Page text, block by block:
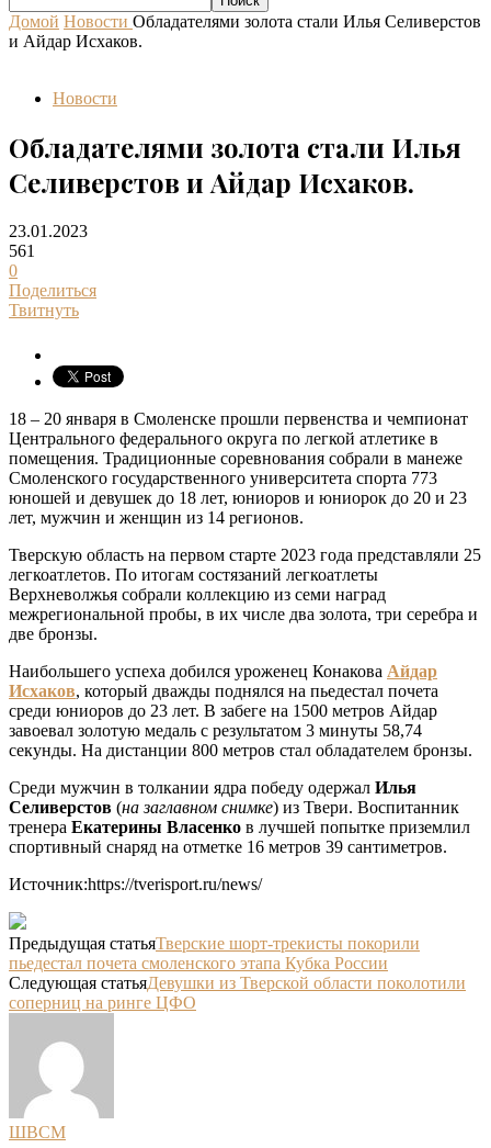
Домой Новости Обладателями золота стали Илья Селиверстов
и Айдар Исхаков.
Новости
Обладателями золота стали Илья
Селиверстов и Айдар Исхаков.
23.01.2023
561
0
Поделиться
Твитнуть
18 – 20 января в Смоленске прошли первенства и чемпионат
Центрального федерального округа по легкой атлетике в
помещения. Традиционные соревнования собрали в манеже
Смоленского государственного университета спорта 773
юношей и девушек до 18 лет, юниоров и юниорок до 20 и 23
лет, мужчин и женщин из 14 регионов.
Тверскую область на первом старте 2023 года представляли 25
легкоатлетов. По итогам состязаний легкоатлеты
Верхневолжья собрали коллекцию из семи наград
межрегиональной пробы, в их числе два золота, три серебра и
две бронзы.
Наибольшего успеха добился уроженец Конакова Айдар
Исхаков, который дважды поднялся на пьедестал почета
среди юниоров до 23 лет. В забеге на 1500 метров Айдар
завоевал золотую медаль с результатом 3 минуты 58,74
секунды. На дистанции 800 метров стал обладателем бронзы.
Среди мужчин в толкании ядра победу одержал Илья
Селиверстов (на заглавном снимке) из Твери. Воспитанник
тренера Екатерины Власенко в лучшей попытке приземлил
спортивный снаряд на отметке 16 метров 39 сантиметров.
Источник:https://tverisport.ru/news/
Предыдущая статьяТверские шорт-трекисты покорили
пьедестал почета смоленского этапа Кубка России
Следующая статьяДевушки из Тверской области поколотили
соперниц на ринге ЦФО
ШВСМ